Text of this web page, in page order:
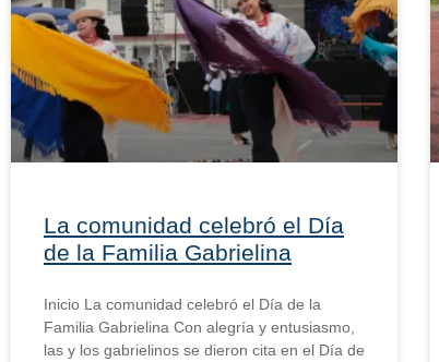
La comunidad celebró el Día
de la Familia Gabrielina
Inicio La comunidad celebró el Día de la
Familia Gabrielina Con alegría y entusiasmo,
las y los gabrielinos se dieron cita en el Día de